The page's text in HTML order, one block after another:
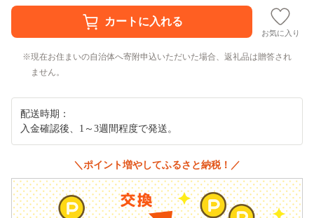
お気に入り
現在お住まいの自治体へ寄附申込いただいた場合、返礼品は贈答され
ません。
配送時期：
入金確認後、1～3週間程度で発送。
＼ポイント増やしてふるさと納税！／